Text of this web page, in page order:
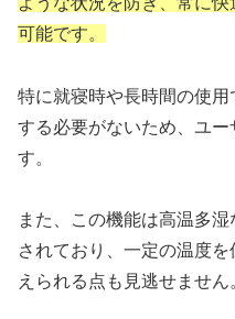
可能です。
特に就寝時や長時間の使
する必要がないため、ユ
す。
また、この機能は高温多
されており、一定の温度
えられる点も見逃せません